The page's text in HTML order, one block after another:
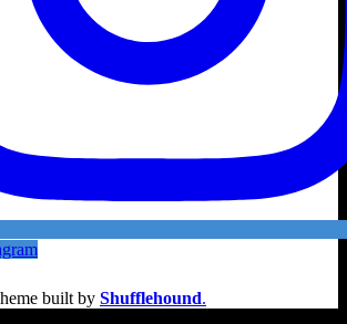
built by Shufflehound.